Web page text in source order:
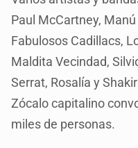
Paul McCartney,
Fabulosos Cadillacs,
Maldita Vecindad,
Serrat, Rosalía y
Zócalo capitalino
miles de personas.